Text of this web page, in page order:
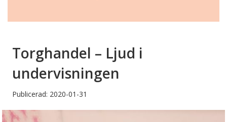
Torghandel – Ljud i
undervisningen
Publicerad: 2020-01-31